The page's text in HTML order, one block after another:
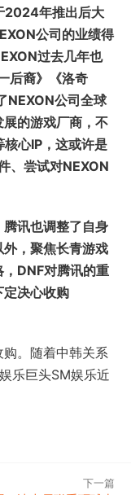
2024年推出后大
公司的业绩得
过去几年也
后裔》《洛奇
NEXON公司全球
的游戏厂商，不
心IP，这或许是
、尝试对NEXON
讯也调整了自身
，聚焦长青游戏
DNF对腾讯的重
定决心收购
。随着中韩关系
乐巨头SM娱乐近
下一篇